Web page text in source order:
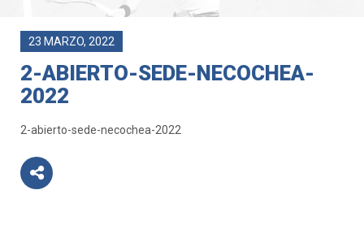
23 MARZO, 2022
2-ABIERTO-SEDE-NECOCHEA-
2022
2-abierto-sede-necochea-2022